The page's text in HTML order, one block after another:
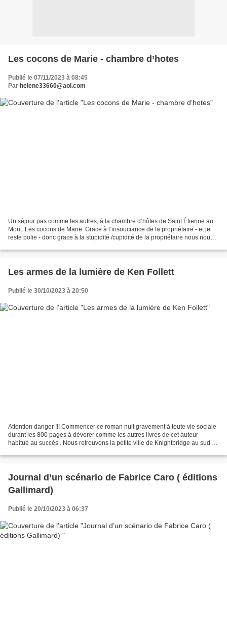
Les cocons de Marie - chambre d’hotes
Publié le 07/11/2023 à 08:45
Par helene33660@aol.com
Un séjour pas comme les autres, à la chambre d’hôtes de Saint Étienne au
Mont. Les cocons de Marie. Grace à l’insouciance de la propriétaire - et je
reste polie - donc grace à la stupidité /cupidité de la propriétaire nous nous
Les armes de la lumière de Ken Follett
Publié le 30/10/2023 à 20:50
Attention danger !!! Commencer ce roman nuit gravement à toute vie sociale
durant les 800 pages à dévorer comme les autres livres de cet auteur
habitué au succès . Nous retrouvons la petite ville de Knightbridge au sud de
Journal d’un scénario de Fabrice Caro ( éditions
Gallimard)
Publié le 20/10/2023 à 06:37